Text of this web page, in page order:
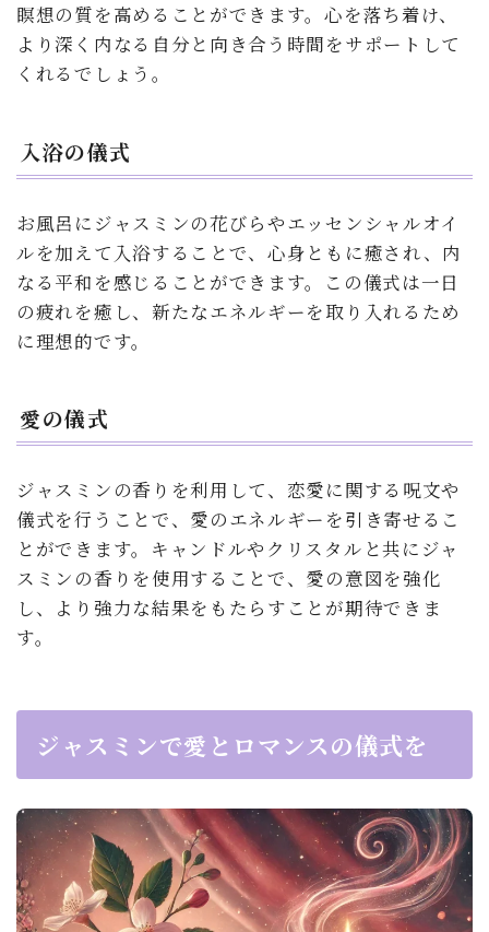
瞑想の質を高めることができます。心を落ち着け、
より深く内なる自分と向き合う時間をサポートして
くれるでしょう。
入浴の儀式
お風呂にジャスミンの花びらやエッセンシャルオイ
ルを加えて入浴することで、心身ともに癒され、内
なる平和を感じることができます。この儀式は一日
の疲れを癒し、新たなエネルギーを取り入れるため
に理想的です。
愛の儀式
ジャスミンの香りを利用して、恋愛に関する呪文や
儀式を行うことで、愛のエネルギーを引き寄せるこ
とができます。キャンドルやクリスタルと共にジャ
スミンの香りを使用することで、愛の意図を強化
し、より強力な結果をもたらすことが期待できま
す。
ジャスミンで愛とロマンスの儀式を